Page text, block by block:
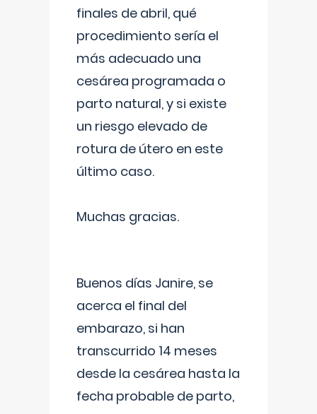
finales de abril, qué
procedimiento sería el
más adecuado una
cesárea programada o
parto natural, y si existe
un riesgo elevado de
rotura de útero en este
último caso.
Muchas gracias.
Buenos días Janire, se
acerca el final del
embarazo, si han
transcurrido 14 meses
desde la cesárea hasta la
fecha probable de parto,